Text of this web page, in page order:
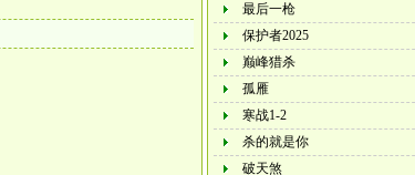
最后一枪
保护者2025
巅峰猎杀
孤雁
寒战1-2
杀的就是你
破天煞